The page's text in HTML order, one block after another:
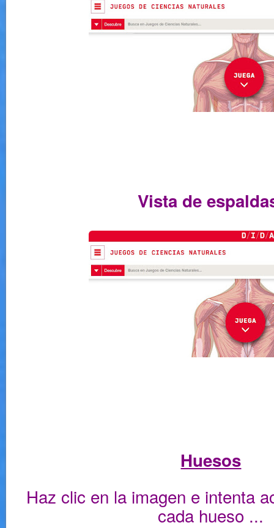
Vista de
Huesos
Haz clic en la imagen e intenta
cada hueso ...